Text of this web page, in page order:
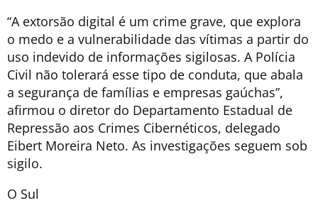
“A extorsão digital é um crime grave, que explora
o medo e a vulnerabilidade das vítimas a partir do
uso indevido de informações sigilosas. A Polícia
Civil não tolerará esse tipo de conduta, que abala
a segurança de famílias e empresas gaúchas”,
afirmou o diretor do Departamento Estadual de
Repressão aos Crimes Cibernéticos, delegado
Eibert Moreira Neto. As investigações seguem sob
sigilo.
O Sul